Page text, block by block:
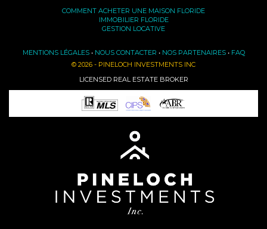
COMMENT ACHETER UNE MAISON FLORIDE
IMMOBILIER FLORIDE
GESTION LOCATIVE
MENTIONS LÉGALES• NOUS CONTACTER • NOS PARTENAIRES• FAQ
© 2026 - PINELOCH INVESTMENTS INC
LICENSED REAL ESTATE BROKER